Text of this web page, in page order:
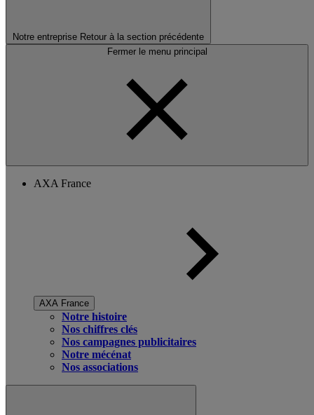
Notre entreprise Retour à la section précédente
Fermer le menu principal
AXA France
AXA France
Notre histoire
Nos chiffres clés
Nos campagnes publicitaires
Notre mécénat
Nos associations